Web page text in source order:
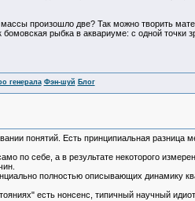
произошло две? Так можно творить
рыбка в аквариуме: с одной точки
генерала Фэн-шуй Блог
понятий. Есть принципиальная разница
по себе, а в результате некоторого
полностью описывающих динамику
есть нонсенс, типичный научный